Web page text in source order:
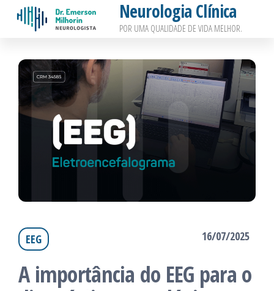
Pular
conteúdo
Neurologia Clínica
POR UMA QUALIDADE DE VIDA MELHOR.
EEG 16/07/2025
A importância do EEG para o